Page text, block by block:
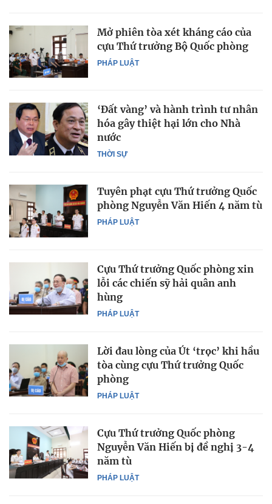
PHÁP LUẬT
Mở phiên tòa xét kháng cáo của
cựu Thứ trưởng Bộ Quốc phòng
THỜI SỰ
‘Đất vàng’ và hành trình tư nhân
hóa gây thiệt hại lớn cho Nhà
nước
PHÁP LUẬT
Tuyên phạt cựu Thứ trưởng Quốc
phòng Nguyễn Văn Hiến 4 năm tù
PHÁP LUẬT
Cựu Thứ trưởng Quốc phòng xin
lỗi các chiến sỹ hải quân anh
hùng
PHÁP LUẬT
Lời đau lòng của Út ‘trọc’ khi hầu
tòa cùng cựu Thứ trưởng Quốc
phòng
PHÁP LUẬT
Cựu Thứ trưởng Quốc phòng
Nguyễn Văn Hiến bị đề nghị 3-4
năm tù